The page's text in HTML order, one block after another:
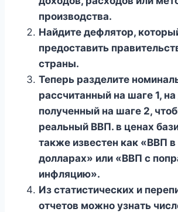
производства.
Найдите дефлятор,
предоставить
страны.
Теперь разделите
рассчитанный на шаге 1,
полученный на шаге 2,
реальный ВВП. в ценах
также известен как «ВВП
долларах» или «ВВП с
инфляцию».
Из статистических и
отчетов можно узнать